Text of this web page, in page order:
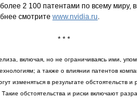
2 100 патентами по всему миру,
смотрите www.nvidia.ru.
* * *
включая, но не ограничиваясь ими,
а также о влиянии патентов
изменяться в результате обстоятельств и
обстоятельства и риски включают